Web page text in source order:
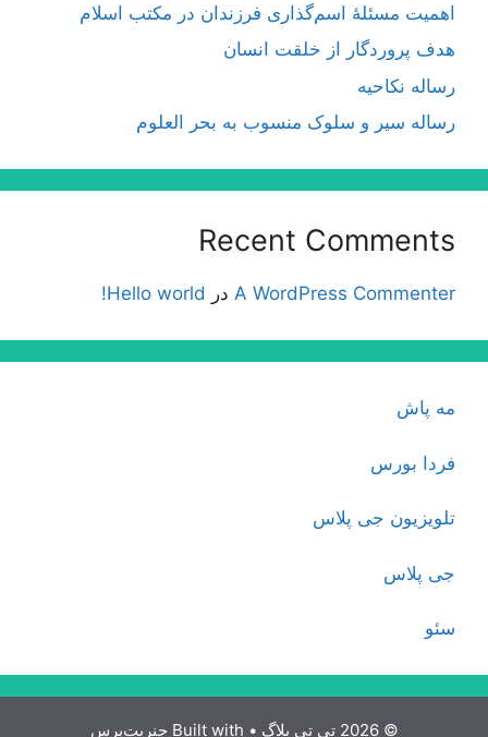
اهمیت مسئلۀ اسم‌گذارى فرزندان در مكتب اسلام
هدف پروردگار از خلقت انسان
رساله نکاحیه
رساله سیر و سلوک منسوب به بحر العلوم
Recent Comments
A WordPress Commenter در Hello world!
مه پاش
فردا بورس
تلویزیون جی پلاس
جی پلاس
سئو
© 2026 تی تی بلاگ • Built with جنریت‌پرس